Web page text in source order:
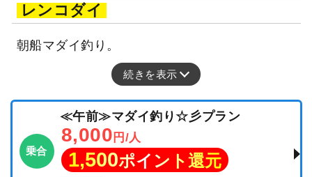
レンコダイ
朝船マダイ釣り。
続きを表示
乗合
≪午前≫マダイ釣り☆彡プラン
8,000 円/人
1,500ポイント還元